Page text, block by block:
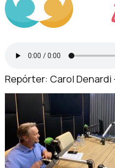
Repórter: Carol Denardi